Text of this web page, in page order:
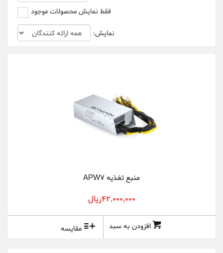
فقط نمایش محصولات موجود
نمایش:
منبع تغذیه APW7
42,000,000ريال
افزودن به سبد مقایسه